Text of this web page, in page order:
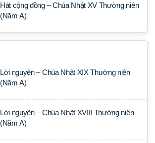
Hát cộng đồng – Chúa Nhật XV Thường niên
(Năm A)
Lời nguyện – Chúa Nhật XIX Thường niên
(Năm A)
Lời nguyện – Chúa Nhật XVIII Thường niên
(Năm A)